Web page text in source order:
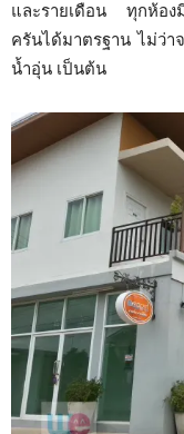
และรายเดือน ทุกห้องมี
ครันได้มาตรฐาน ไม่ว่า
น้ำอุ่น เป็นต้น